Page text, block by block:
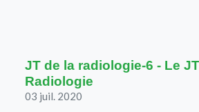
JT de la radiologie-6 - Le
Radiologie
03 juil. 2020